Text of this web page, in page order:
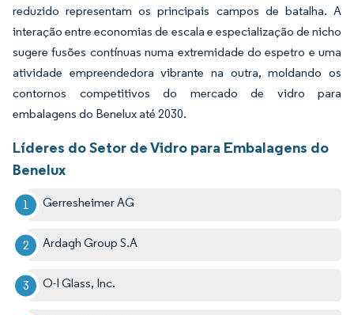
reduzido representam os principais campos de batalha. A
interação entre economias de escala e especialização de nicho
sugere fusões contínuas numa extremidade do espetro e uma
atividade empreendedora vibrante na outra, moldando os
contornos competitivos do mercado de vidro para
embalagens do Benelux até 2030.
Líderes do Setor de Vidro para Embalagens do
Benelux
Gerresheimer AG
Ardagh Group S.A
O-I Glass, Inc.